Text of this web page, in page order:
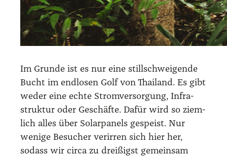
Im Grun­de ist es nur eine still­schwei­gen­de
Bucht im end­lo­sen Golf von Thai­land. Es gibt
weder eine ech­te Strom­ver­sor­gung, Infra­
struk­tur oder Geschäf­te. Dafür wird so ziem­
lich alles über Solar­pa­nels gespeist. Nur
weni­ge Besu­cher ver­ir­ren sich hier her,
sodass wir cir­ca zu drei­ßigst gemein­sam